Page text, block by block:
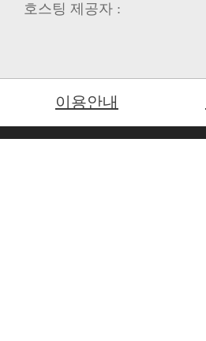
호스팅 제공자 :
이용안내